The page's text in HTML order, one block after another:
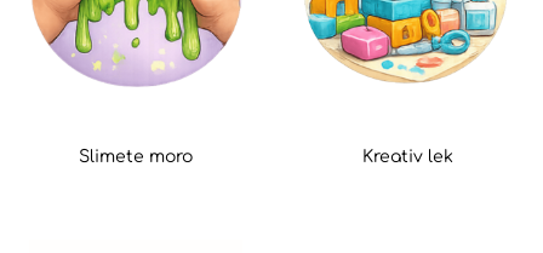
Slimete moro Kreativ lek